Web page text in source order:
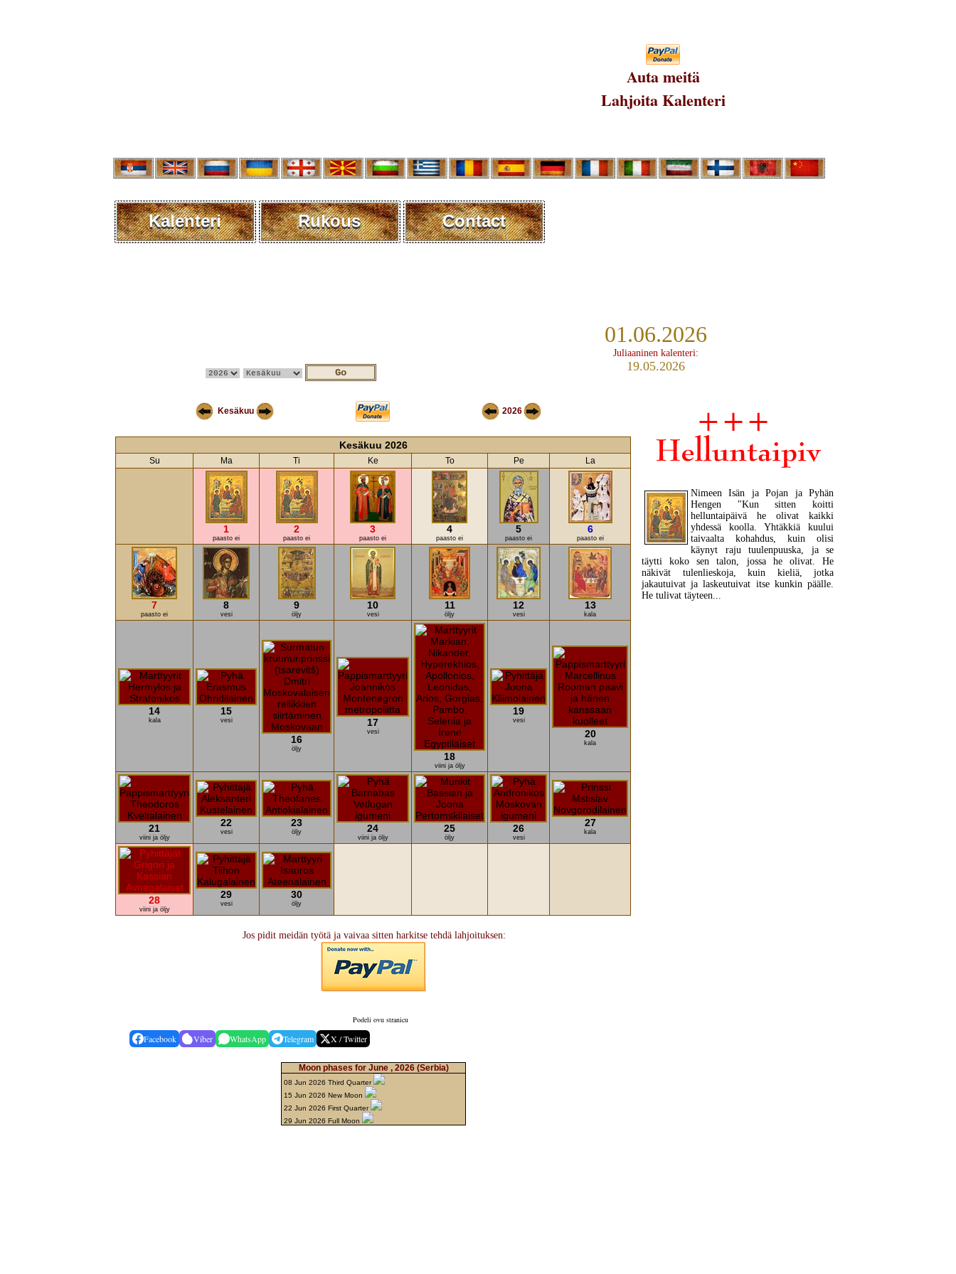
Auta meitä
Lahjoita Kalenteri
Kalenteri Rukous Contact
01.06.2026
Juliaaninen kalenteri:
19.05.2026
Kesäkuu 2026
Nimeen Isän ja Pojan ja Pyhän
Hengen "Kun sitten koitti
helluntaipäivä he olivat kaikki
yhdessä koolla. Yhtäkkiä kuului
taivaalta kohahdus, kuin olisi
käynyt raju tuulenpuuska, ja se
täytti koko sen talon, jossa he olivat. He
näkivät tulenlieskoja, kuin kieliä, jotka
jakautuivat ja laskeutuivat itse kunkin päälle.
He tulivat täyteen...
Kesäkuu 2026
Su Ma Ti Ke To Pe La
1
paasto ei
2
paasto ei
3
paasto ei
4
paasto ei
5
paasto ei
6
paasto ei
7
paasto ei
8
vesi
9
öljy
10
vesi
11
öljy
12
vesi
13
kala
14
kala
15
vesi
16
öljy
17
vesi
18
viini ja öljy
19
vesi
20
kala
21
viini ja öljy
22
vesi
23
öljy 24
viini ja öljy
25
öljy
26
vesi
27
kala
28
viini ja öljy
29
vesi
30
öljy
Jos pidit meidän työtä ja vaivaa sitten harkitse tehdä lahjoituksen:
Podeli ovu stranicu
Facebook Viber WhatsApp Telegram X / Twitter
Moon phases for June , 2026 (Serbia)
08 Jun 2026 Third Quarter
15 Jun 2026 New Moon
22 Jun 2026 First Quarter
29 Jun 2026 Full Moon